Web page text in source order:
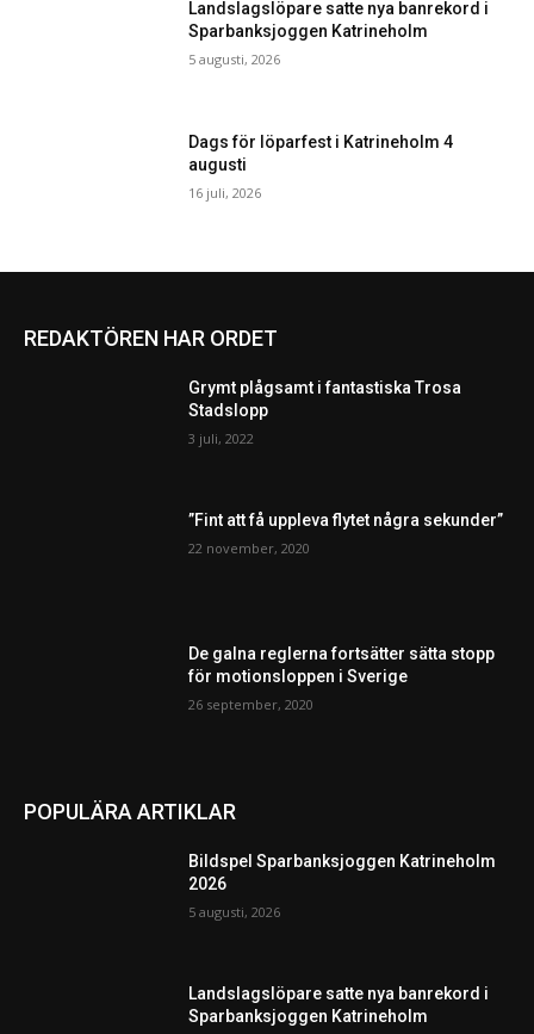
Landslagslöpare satte nya banrekord i
Sparbanksjoggen Katrineholm
5 augusti, 2026
Dags för löparfest i Katrineholm 4
augusti
16 juli, 2026
REDAKTÖREN HAR ORDET
Grymt plågsamt i fantastiska Trosa
Stadslopp
3 juli, 2022
”Fint att få uppleva flytet några sekunder”
22 november, 2020
De galna reglerna fortsätter sätta stopp
för motionsloppen i Sverige
26 september, 2020
POPULÄRA ARTIKLAR
Bildspel Sparbanksjoggen Katrineholm
2026
5 augusti, 2026
Landslagslöpare satte nya banrekord i
Sparbanksjoggen Katrineholm